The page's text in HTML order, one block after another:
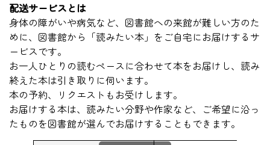
配送サービスとは
身体の障がいや病気など、図書館への来館が難しい方のた
めに、図書館から「読みたい本」をご自宅にお届けするサ
ービスです。
お一人ひとりの読むペースに合わせて本をお届けし、読み
終えた本は引き取りに伺います。
本の予約、リクエストもお受けします。
お届けする本は、読みたい分野や作家など、ご希望に沿っ
たものを図書館が選んでお届けすることもできます。